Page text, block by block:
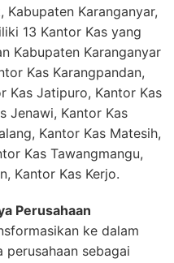
Kabupaten Karanganyar,
13 Kantor Kas yang
Kabupaten Karanganyar
Kas Karangpandan,
Kas Jatipuro, Kantor Kas
Jenawi, Kantor Kas
Kantor Kas Matesih,
Kas Tawangmangu,
Kantor Kas Kerjo.
Perusahaan
ke dalam
perusahaan sebagai